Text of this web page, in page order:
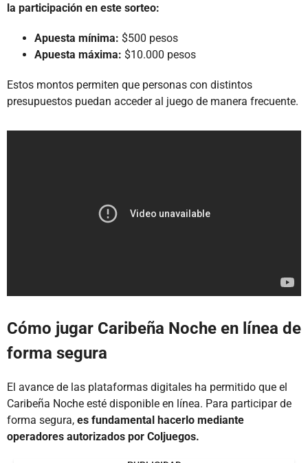
la participación en este sorteo:
Apuesta mínima: $500 pesos
Apuesta máxima: $10.000 pesos
Estos montos permiten que personas con distintos
presupuestos puedan acceder al juego de manera frecuente.
Cómo jugar Caribeña Noche en línea de
forma segura
El avance de las plataformas digitales ha permitido que el
Caribeña Noche esté disponible en línea. Para participar de
forma segura, es fundamental hacerlo mediante
operadores autorizados por Coljuegos.